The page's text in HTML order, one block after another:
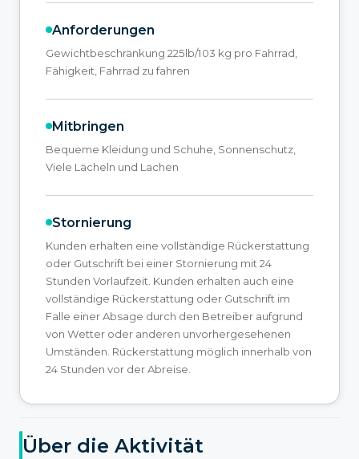
Anforderungen
Gewichtbeschränkung 225lb/103 kg pro Fahrrad,
Fähigkeit, Fahrrad zu fahren
Mitbringen
Bequeme Kleidung und Schuhe, Sonnenschutz,
Viele Lächeln und Lachen
Stornierung
Kunden erhalten eine vollständige Rückerstattung
oder Gutschrift bei einer Stornierung mit 24
Stunden Vorlaufzeit. Kunden erhalten auch eine
vollständige Rückerstattung oder Gutschrift im
Falle einer Absage durch den Betreiber aufgrund
von Wetter oder anderen unvorhergesehenen
Umständen. Rückerstattung möglich innerhalb von
24 Stunden vor der Abreise.
Über die Aktivität